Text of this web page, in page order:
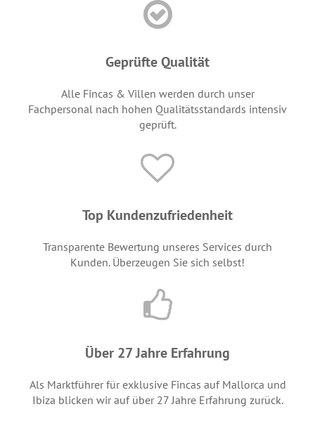
Geprüfte Qualität
Alle Fincas & Villen werden durch unser
Fachpersonal nach hohen Qualitätsstandards intensiv
geprüft.
Top Kundenzufriedenheit
Transparente Bewertung unseres Services durch
Kunden. Überzeugen Sie sich selbst!
Über 27 Jahre Erfahrung
Als Marktführer für exklusive Fincas auf Mallorca und
Ibiza blicken wir auf über 27 Jahre Erfahrung zurück.